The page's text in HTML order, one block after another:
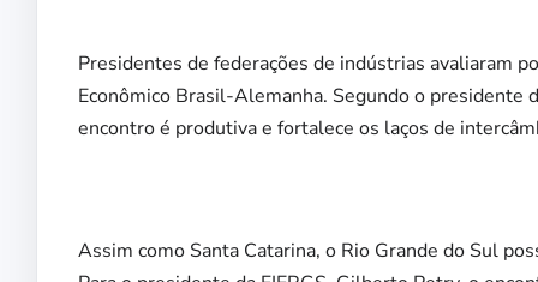
Presidentes de federações de indústrias avaliaram
Econômico Brasil-Alemanha. Segundo o presidente
encontro é produtiva e fortalece os laços de
Assim como Santa Catarina, o Rio Grande do Sul